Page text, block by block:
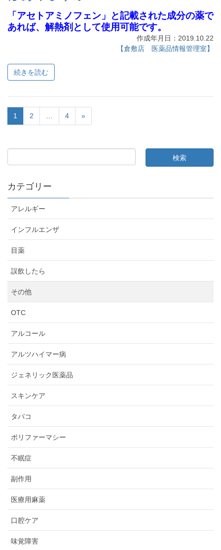
「アセトアミノフェン」と記載された成分の薬で
あれば、解熱剤として使用可能です。
作成年月日：2019.10.22
【倉敷店 医薬品情報管理室】
続きを読む
1 2 4 »
カテゴリー
アレルギー
インフルエンザ
目薬
誤飲したら
その他
OTC
アルコール
アルツハイマー病
ジェネリック医薬品
スキンケア
タバコ
ポリファーマシー
不眠症
副作用
医療用麻薬
口腔ケア
味覚障害